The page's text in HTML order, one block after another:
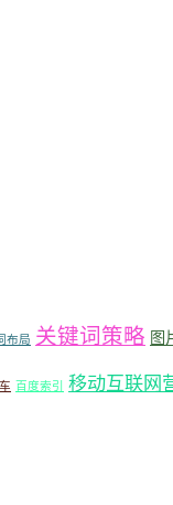
布局 关键词策略 图
百度索引 移动互联网